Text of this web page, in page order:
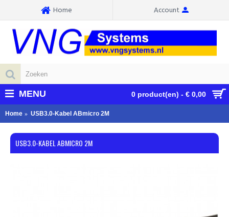
Home Account
0 product(en) - € 0,00
MENU
Home USB3.0-Kabel ABmicro 2M
USB3.0-KABEL ABMICRO 2M